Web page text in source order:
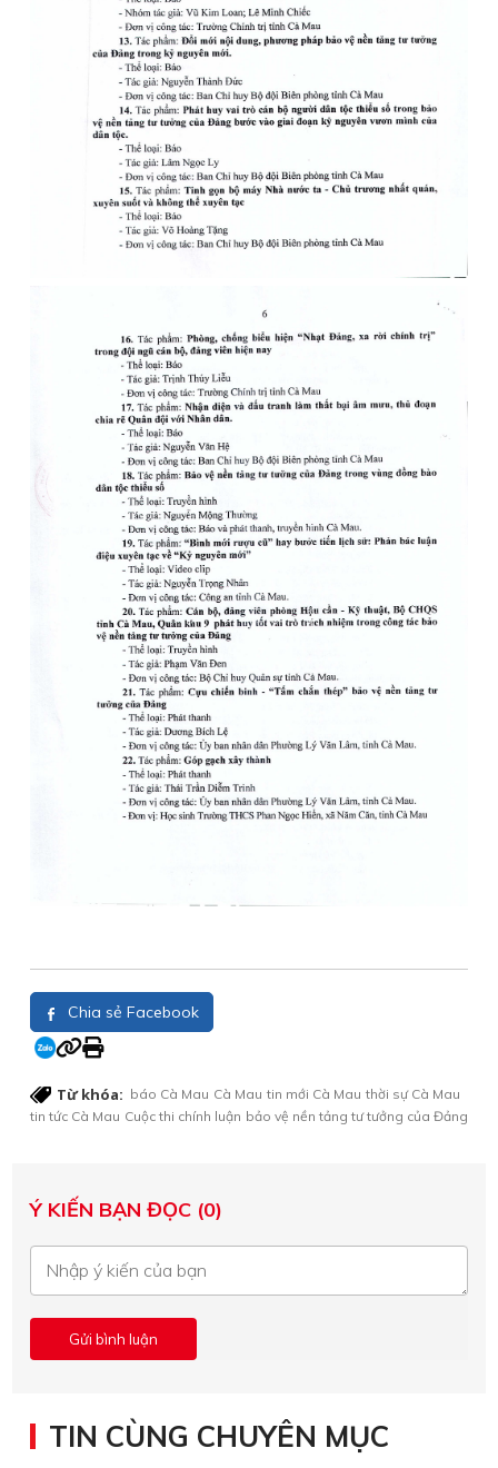
Chia sẻ Facebook
Từ khóa: báo Cà Mau Cà Mau tin mới Cà Mau thời sự Cà Mau
tin tức Cà Mau Cuộc thi chính luận bảo vệ nền tảng tư tưởng của Đảng
Ý KIẾN BẠN ĐỌC (0)
TIN CÙNG CHUYÊN MỤC